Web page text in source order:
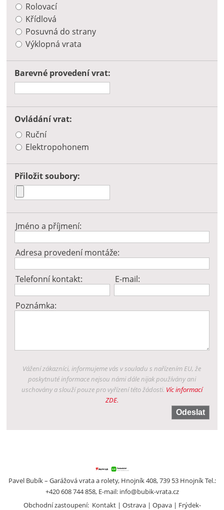
Rolovací
Křídlová
Posuvná do strany
Výklopná vrata
Barevné provedení vrat:
Ovládání vrat:
Ruční
Elektropohonem
Přiložit soubory:
Jméno a příjmení:
Adresa provedení montáže:
Telefonní kontakt: E-mail:
Poznámka:
Vážení zákazníci, informujeme vás v souladu s nařízením EU, že
poskytnuté informace nejsou námi dále nijak používány ani
uschovány a slouží pouze pro vyřízení této žádosti. Víc informací
ZDE.
Pavel Bubík – Garážová vrata a rolety, Hnojník 408, 739 53 Hnojník Tel.:
+420 608 744 858, E-mail: info@bubik-vrata.cz
Obchodní zastoupení: Kontakt Ostrava Opava Frýdek-